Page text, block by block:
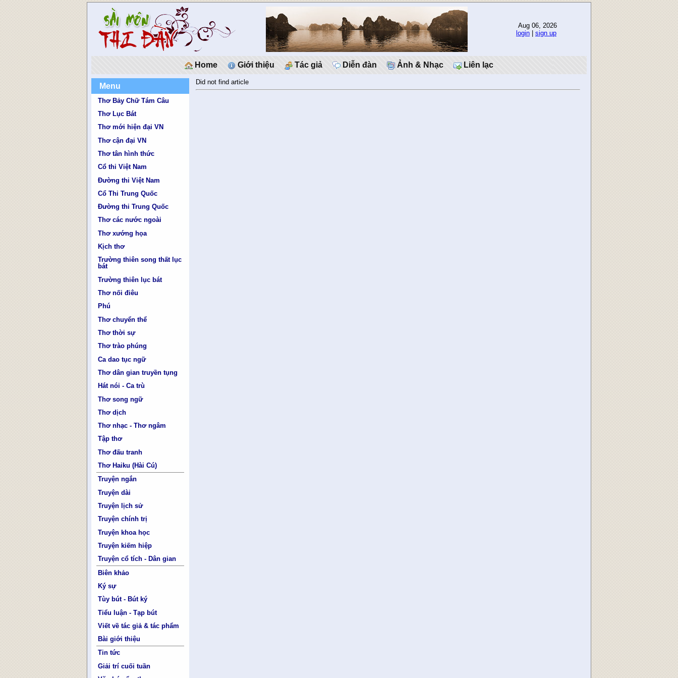
Aug 06, 2026
login
sign up
Home Giới thiệu Tác giả Diễn đàn Ảnh & Nhạc Liên lạc
Menu
Thơ Bảy Chữ Tám Câu
Thơ Lục Bát
Thơ mới hiện đại VN
Thơ cận đại VN
Thơ tân hình thức
Cổ thi Việt Nam
Đường thi Việt Nam
Cổ Thi Trung Quốc
Đường thi Trung Quốc
Thơ các nước ngoài
Thơ xướng họa
Kịch thơ
Trường thiên song thất lục
bát
Trường thiên lục bát
Thơ nối điêu
Phú
Thơ chuyển thể
Thơ thời sự
Thơ trào phúng
Ca dao tục ngữ
Thơ dân gian truyền tụng
Hát nói - Ca trù
Thơ song ngữ
Thơ dịch
Thơ nhạc - Thơ ngâm
Tập thơ
Thơ đấu tranh
Thơ Haiku (Hài Cú)
Truyện ngắn
Truyện dài
Truyện lịch sử
Truyện chính trị
Truyện khoa học
Truyện kiếm hiệp
Truyện cổ tích - Dân gian
Biên khảo
Ký sự
Tùy bút - Bút ký
Tiểu luận - Tạp bút
Viết về tác giả & tác phẩm
Bài giới thiệu
Tin tức
Giải trí cuối tuần
Did not find article